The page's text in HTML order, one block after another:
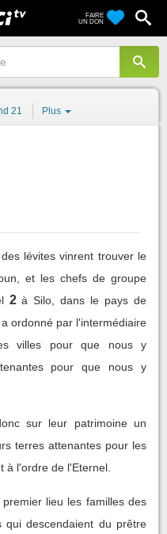
FAIRE
UN DON
21 Plus
lévites vinrent trouver le
et les chefs de groupe
2 à Silo, dans le pays de
ordonné par l'intermédiaire
villes pour que nous y
pour que nous y
sur leur patrimoine un
terres attenantes pour les
à l'ordre de l'Eternel.
lieu les familles des
qui descendaient du prêtre